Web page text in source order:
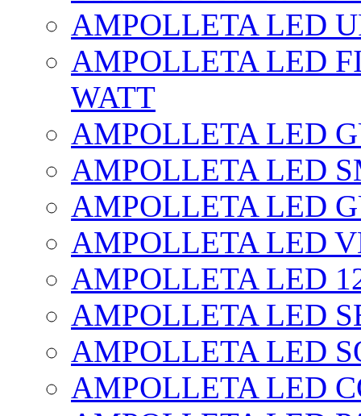
AMPOLLETA LED
AMPOLLETA LED
WATT
AMPOLLETA LED
AMPOLLETA LED
AMPOLLETA LED
AMPOLLETA LED
AMPOLLETA LED
AMPOLLETA LED
AMPOLLETA LED
AMPOLLETA LED